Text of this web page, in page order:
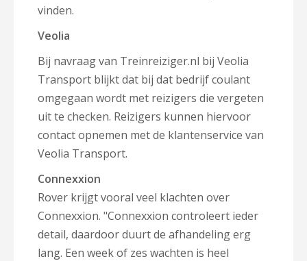
vinden.
Veolia
Bij navraag van Treinreiziger.nl bij Veolia
Transport blijkt dat bij dat bedrijf coulant
omgegaan wordt met reizigers die vergeten
uit te checken. Reizigers kunnen hiervoor
contact opnemen met de klantenservice van
Veolia Transport.
Connexxion
Rover krijgt vooral veel klachten over
Connexxion. "Connexxion controleert ieder
detail, daardoor duurt de afhandeling erg
lang. Een week of zes wachten is heel